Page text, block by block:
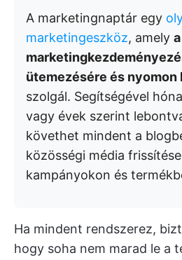
A marketingnaptár egy
marketingeszköz, amely a
ütemezésére és nyomon
szolgál. Segítségével
vagy évek szerint
követhet mindent a
közösségi média
kampányokon és
Ha mindent rendszerez,
hogy soha nem marad le a